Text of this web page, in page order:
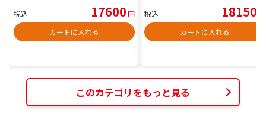
税込 17600円
カートに入れる
税込 18150
カートに入れる
このカテゴリをもっと見る